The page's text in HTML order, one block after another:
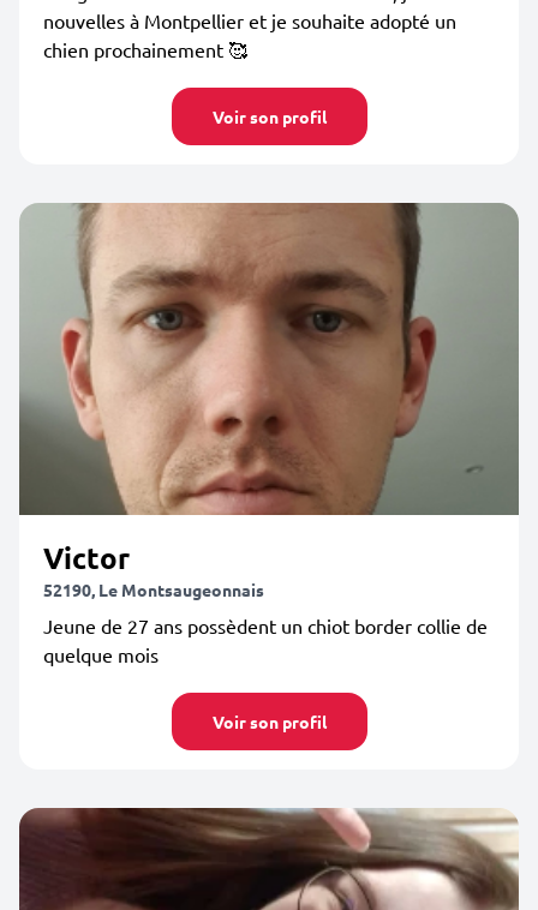
nouvelles à Montpellier et je souhaite adopté un
chien prochainement 🥰
Voir son profil
Victor
52190, Le Montsaugeonnais
Jeune de 27 ans possèdent un chiot border collie de
quelque mois
Voir son profil